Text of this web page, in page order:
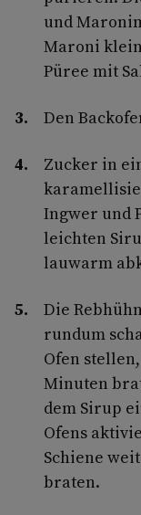
und
Maroni
Püree mit
Den
Zucker in
Ingwer und
leichten
lauwarm
Die
rundum
Ofen
Minuten
dem Sirup
Ofens
Schiene
braten.